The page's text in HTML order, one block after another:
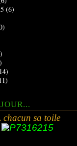
(6)
chacun sa toile